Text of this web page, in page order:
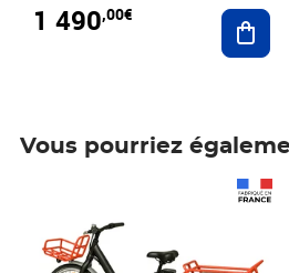
1 490,00€
Vous pourriez